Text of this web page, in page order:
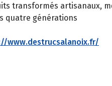
transformés artisanaux,
quatre générations
www.destrucsalanoix.fr/